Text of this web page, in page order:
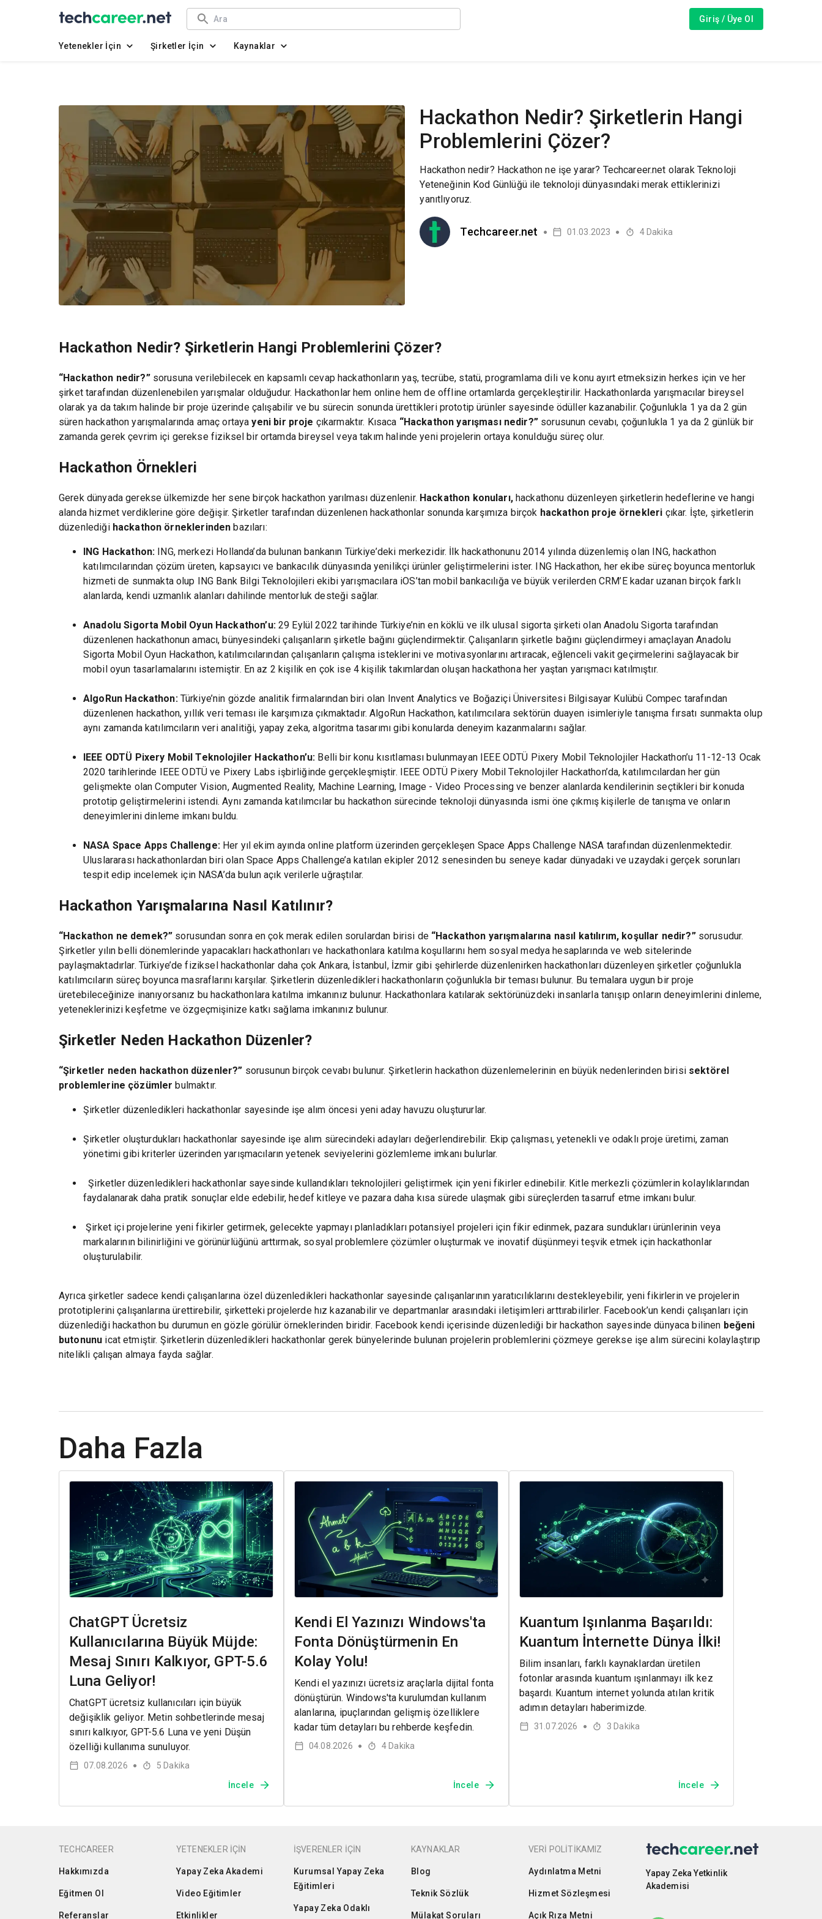
Giriş / Üye Ol
Yetenekler İçin Şirketler İçin Kaynaklar
Hackathon Nedir? Şirketlerin Hangi
Problemlerini Çözer?
Hackathon nedir? Hackathon ne işe yarar? Techcareer.net olarak Teknoloji
Yeteneğinin Kod Günlüğü ile teknoloji dünyasındaki merak ettiklerinizi
yanıtlıyoruz.
Techcareer.net ● 01.03.2023 ● 4 Dakika
Hackathon Nedir? Şirketlerin Hangi Problemlerini Çözer?
“Hackathon nedir?”sorusuna verilebilecek en kapsamlı cevap hackathonların yaş, tecrübe, statü, programlama dili ve konu ayırt etmeksizin herkes için ve her
şirket tarafından düzenlenebilen yarışmalar olduğudur. Hackathonlar hem online hem de offline ortamlarda gerçekleştirilir. Hackathonlarda yarışmacılar bireysel
olarak ya da takım halinde bir proje üzerinde çalışabilir ve bu sürecin sonunda ürettikleri prototip ürünler sayesinde ödüller kazanabilir. Çoğunlukla 1 ya da 2 gün
süren hackathon yarışmalarında amaç ortaya yeni bir proje çıkarmaktır. Kısaca “Hackathon yarışması nedir?”sorusunun cevabı, çoğunlukla 1 ya da 2 günlük bir
zamanda gerek çevrim içi gerekse fiziksel bir ortamda bireysel veya takım halinde yeni projelerin ortaya konulduğu süreç olur.
Hackathon Örnekleri
Gerek dünyada gerekse ülkemizde her sene birçok hackathon yarılması düzenlenir. Hackathon konuları,hackathonu düzenleyen şirketlerin hedeflerine ve hangi
alanda hizmet verdiklerine göre değişir. Şirketler tarafından düzenlenen hackathonlar sonunda karşımıza birçok hackathon proje örnekleri çıkar. İşte, şirketlerin
düzenlediği hackathon örneklerinden bazıları:
ING Hackathon: ING, merkezi Hollanda’da bulunan bankanın Türkiye’deki merkezidir. İlk hackathonunu 2014 yılında düzenlemiş olan ING, hackathon
katılımcılarından çözüm üreten, kapsayıcı ve bankacılık dünyasında yenilikçi ürünler geliştirmelerini ister. ING Hackathon, her ekibe süreç boyunca mentorluk
hizmeti de sunmakta olup ING Bank Bilgi Teknolojileri ekibi yarışmacılara iOS’tan mobil bankacılığa ve büyük verilerden CRM’E kadar uzanan birçok farklı
alanlarda, kendi uzmanlık alanları dahilinde mentorluk desteği sağlar.
Anadolu Sigorta Mobil Oyun Hackathon’u:29 Eylül 2022 tarihinde Türkiye’nin en köklü ve ilk ulusal sigorta şirketi olan Anadolu Sigorta tarafından
düzenlenen hackathonun amacı, bünyesindeki çalışanların şirketle bağını güçlendirmektir. Çalışanların şirketle bağını güçlendirmeyi amaçlayan Anadolu
Sigorta Mobil Oyun Hackathon, katılımcılarından çalışanların çalışma isteklerini ve motivasyonlarını artıracak, eğlenceli vakit geçirmelerini sağlayacak bir
mobil oyun tasarlamalarını istemiştir. En az 2 kişilik en çok ise 4 kişilik takımlardan oluşan hackathona her yaştan yarışmacı katılmıştır.
AlgoRun Hackathon:Türkiye’nin gözde analitik firmalarından biri olan Invent Analytics ve Boğaziçi Üniversitesi Bilgisayar Kulübü Compec tarafından
düzenlenen hackathon, yıllık veri teması ile karşımıza çıkmaktadır. AlgoRun Hackathon, katılımcılara sektörün duayen isimleriyle tanışma fırsatı sunmakta olup
aynı zamanda katılımcıların veri analitiği, yapay zeka, algoritma tasarımı gibi konularda deneyim kazanmalarını sağlar.
IEEE ODTÜ Pixery Mobil Teknolojiler Hackathon’u: Belli bir konu kısıtlaması bulunmayan IEEE ODTÜ Pixery Mobil Teknolojiler Hackathon’u 11-12-13 Ocak
2020 tarihlerinde IEEE ODTÜ ve Pixery Labs işbirliğinde gerçekleşmiştir. IEEE ODTÜ Pixery Mobil Teknolojiler Hackathon’da, katılımcılardan her gün
gelişmekte olan Computer Vision, Augmented Reality, Machine Learning, Image - Video Processing ve benzer alanlarda kendilerinin seçtikleri bir konuda
prototip geliştirmelerini istendi. Aynı zamanda katılımcılar bu hackathon sürecinde teknoloji dünyasında ismi öne çıkmış kişilerle de tanışma ve onların
deneyimlerini dinleme imkanı buldu.
NASA Space Apps Challenge:Her yıl ekim ayında online platform üzerinden gerçekleşen Space Apps Challenge NASA tarafından düzenlenmektedir.
Uluslararası hackathonlardan biri olan Space Apps Challenge’a katılan ekipler 2012 senesinden bu seneye kadar dünyadaki ve uzaydaki gerçek sorunları
tespit edip incelemek için NASA’da bulun açık verilerle uğraştılar.
Hackathon Yarışmalarına Nasıl Katılınır?
“Hackathon ne demek?” sorusundan sonra en çok merak edilen sorulardan birisi de “Hackathon yarışmalarına nasıl katılırım, koşullar nedir?”sorusudur.
Şirketler yılın belli dönemlerinde yapacakları hackathonları ve hackathonlara katılma koşullarını hem sosyal medya hesaplarında ve web sitelerinde
paylaşmaktadırlar. Türkiye’de fiziksel hackathonlar daha çok Ankara, İstanbul, İzmir gibi şehirlerde düzenlenirken hackathonları düzenleyen şirketler çoğunlukla
katılımcıların süreç boyunca masraflarını karşılar. Şirketlerin düzenledikleri hackathonların çoğunlukla bir teması bulunur. Bu temalara uygun bir proje
üretebileceğinize inanıyorsanız bu hackathonlara katılma imkanınız bulunur. Hackathonlara katılarak sektörünüzdeki insanlarla tanışıp onların deneyimlerini dinleme,
yeteneklerinizi keşfetme ve özgeçmişinize katkı sağlama imkanınız bulunur.
Şirketler Neden Hackathon Düzenler?
“Şirketler neden hackathon düzenler?” sorusunun birçok cevabı bulunur. Şirketlerin hackathon düzenlemelerinin en büyük nedenlerinden birisi sektörel
problemlerine çözümler bulmaktır.
Şirketler düzenledikleri hackathonlar sayesinde işe alım öncesi yeni aday havuzu oluştururlar.
Şirketler oluşturdukları hackathonlar sayesinde işe alım sürecindeki adayları değerlendirebilir. Ekip çalışması, yetenekli ve odaklı proje üretimi, zaman
yönetimi gibi kriterler üzerinden yarışmacıların yetenek seviyelerini gözlemleme imkanı bulurlar.
Şirketler düzenledikleri hackathonlar sayesinde kullandıkları teknolojileri geliştirmek için yeni fikirler edinebilir. Kitle merkezli çözümlerin kolaylıklarından
faydalanarak daha pratik sonuçlar elde edebilir, hedef kitleye ve pazara daha kısa sürede ulaşmak gibi süreçlerden tasarruf etme imkanı bulur.
Şirket içi projelerine yeni fikirler getirmek, gelecekte yapmayı planladıkları potansiyel projeleri için fikir edinmek, pazara sundukları ürünlerinin veya
markalarının bilinirliğini ve görünürlüğünü arttırmak, sosyal problemlere çözümler oluşturmak ve inovatif düşünmeyi teşvik etmek için hackathonlar
oluşturulabilir.
Ayrıca şirketler sadece kendi çalışanlarına özel düzenledikleri hackathonlar sayesinde çalışanlarının yaratıcılıklarını destekleyebilir, yeni fikirlerin ve projelerin
prototiplerini çalışanlarına ürettirebilir, şirketteki projelerde hız kazanabilir ve departmanlar arasındaki iletişimleri arttırabilirler. Facebook’un kendi çalışanları için
düzenlediği hackathon bu durumun en gözle görülür örneklerinden biridir. Facebook kendi içerisinde düzenlediği bir hackathon sayesinde dünyaca bilinen beğeni
butonunu icat etmiştir. Şirketlerin düzenledikleri hackathonlar gerek bünyelerinde bulunan projelerin problemlerini çözmeye gerekse işe alım sürecini kolaylaştırıp
nitelikli çalışan almaya fayda sağlar.
Daha Fazla
ChatGPT Ücretsiz
Kullanıcılarına Büyük Müjde:
Mesaj Sınırı Kalkıyor, GPT-5.6
Luna Geliyor!
ChatGPT ücretsiz kullanıcıları için büyük
değişiklik geliyor. Metin sohbetlerinde mesaj
sınırı kalkıyor, GPT-5.6 Luna ve yeni Düşün
özelliği kullanıma sunuluyor.
07.08.2026 ● 5 Dakika
İncele
Kendi El Yazınızı Windows'ta
Fonta Dönüştürmenin En
Kolay Yolu!
Kendi el yazınızı ücretsiz araçlarla dijital fonta
dönüştürün. Windows'ta kurulumdan kullanım
alanlarına, ipuçlarından gelişmiş özelliklere
kadar tüm detayları bu rehberde keşfedin.
04.08.2026 ● 4 Dakika
İncele
Kuantum Işınlanma Başarıldı:
Kuantum İnternette Dünya İlki!
Bilim insanları, farklı kaynaklardan üretilen
fotonlar arasında kuantum ışınlanmayı ilk kez
başardı. Kuantum internet yolunda atılan kritik
adımın detayları haberimizde.
31.07.2026 ● 3 Dakika
İncele
TECHCAREER
Hakkımızda
Eğitmen Ol
Referanslar
YETENEKLER İÇİN
Yapay Zeka Akademi
Video Eğitimler
Etkinlikler
İŞVERENLER İÇİN
Kurumsal Yapay Zeka
Eğitimleri
Yapay Zeka Odaklı
KAYNAKLAR
Blog
Teknik Sözlük
Mülakat Soruları
VERİ POLİTİKAMIZ
Aydınlatma Metni
Hizmet Sözleşmesi
Açık Rıza Metni
Yapay Zeka Yetkinlik
Akademisi